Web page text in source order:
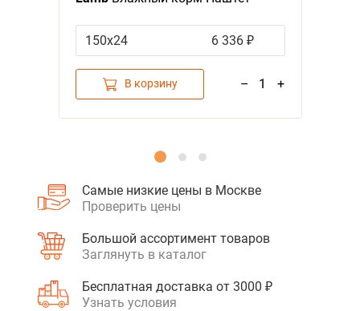
взрослых собак Ягнёнок (цена за
упаковку)
150x24 6 336 ₽
В корзину – 1 +
Самые низкие цены в Москве
Проверить цены
Большой ассортимент товаров
Заглянуть в каталог
Бесплатная доставка от 3000 ₽
Узнать условия